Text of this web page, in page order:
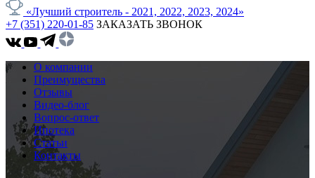
«Лучший строитель - 2021, 2022, 2023, 2024»
+7 (351) 220-01-85 ЗАКАЗАТЬ ЗВОНОК
О компании
Преимущества
Отзывы
Видео-блог
Вопрос-ответ
Ипотека
Статьи
Контакты